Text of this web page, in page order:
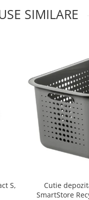
SIMILARE
S,
Cutie
SmartStore